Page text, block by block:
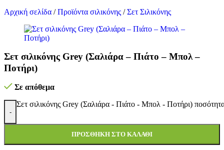
Αρχική σελίδα / Προϊόντα σιλικόνης / Σετ Σιλικόνης
Σετ σιλικόνης Grey (Σαλιάρα – Πιάτο – Μπολ –
Ποτήρι)
Σε απόθεμα
-
Σετ σιλικόνης Grey (Σαλιάρα - Πιάτο - Μπολ - Ποτήρι)
ΠΡΟΣΘΉΚΗ ΣΤΟ ΚΑΛΆΘΙ